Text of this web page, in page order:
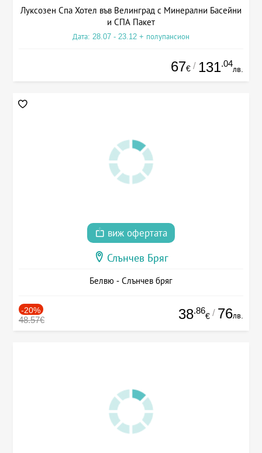
Луксозен Спа Хотел във Велинград с Минерални Басейни
и СПА Пакет
Дата: 28.07 - 23.12 + полупансион
67€ / 131.04
лв.
виж офертата
Слънчев Бряг
Белвю - Слънчев бряг
-20%
48.57€ 38.86
€ / 76лв.